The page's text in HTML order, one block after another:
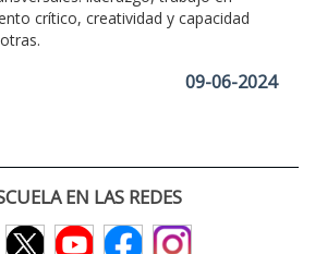
crítico, creatividad y capacidad
09-06-2024
EN LAS REDES